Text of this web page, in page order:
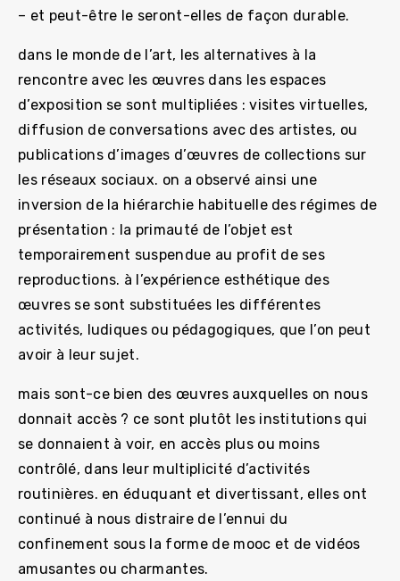
– et peut-être le seront-elles de façon durable.
dans le monde de l’art, les alternatives à la
rencontre avec les œuvres dans les espaces
d’exposition se sont multipliées : visites virtuelles,
diffusion de conversations avec des artistes, ou
publications d’images d’œuvres de collections sur
les réseaux sociaux. on a observé ainsi une
inversion de la hiérarchie habituelle des régimes de
présentation : la primauté de l’objet est
temporairement suspendue au profit de ses
reproductions. à l’expérience esthétique des
œuvres se sont substituées les différentes
activités, ludiques ou pédagogiques, que l’on peut
avoir à leur sujet.
mais sont-ce bien des œuvres auxquelles on nous
donnait accès ? ce sont plutôt les institutions qui
se donnaient à voir, en accès plus ou moins
contrôlé, dans leur multiplicité d’activités
routinières. en éduquant et divertissant, elles ont
continué à nous distraire de l’ennui du
confinement sous la forme de mooc et de vidéos
amusantes ou charmantes.